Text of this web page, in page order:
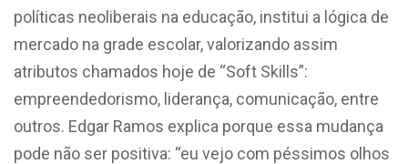
políticas neoliberais na educação, institui a lógica de
mercado na grade escolar, valorizando assim
atributos chamados hoje de “Soft Skills”:
empreendedorismo, liderança, comunicação, entre
outros. Edgar Ramos explica porque essa mudança
pode não ser positiva: “eu vejo com péssimos olhos